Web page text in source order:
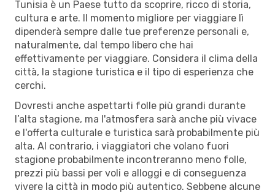
Tunisia è un Paese tutto da scoprire, ricco di storia,
cultura e arte. Il momento migliore per viaggiare lì
dipenderà sempre dalle tue preferenze personali e,
naturalmente, dal tempo libero che hai
effettivamente per viaggiare. Considera il clima della
città, la stagione turistica e il tipo di esperienza che
cerchi.
Dovresti anche aspettarti folle più grandi durante
l’alta stagione, ma l'atmosfera sarà anche più vivace
e l'offerta culturale e turistica sarà probabilmente più
alta. Al contrario, i viaggiatori che volano fuori
stagione probabilmente incontreranno meno folle,
prezzi più bassi per voli e alloggi e di conseguenza
vivere la città in modo più autentico. Sebbene alcune